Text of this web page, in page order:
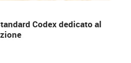
Codex dedicato al